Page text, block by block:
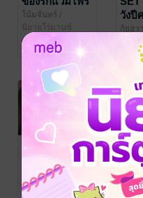
โน้มจันทร์ /
Rosequartz_writer
นิยายโรมานซ์
16 Rating
วังปี
๒(จ
พิเศ
กุ้ยฮวา
นิยา
2
SET นางฟ้า
ตรา